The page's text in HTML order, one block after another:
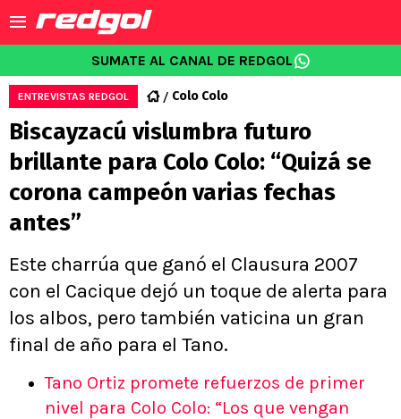
SUMATE AL CANAL DE REDGOL
ENTREVISTAS REDGOL Colo Colo
Biscayzacú vislumbra futuro
brillante para Colo Colo: “Quizá se
corona campeón varias fechas
antes”
Este charrúa que ganó el Clausura 2007
con el Cacique dejó un toque de alerta para
los albos, pero también vaticina un gran
final de año para el Tano.
Tano Ortiz promete refuerzos de primer
nivel para Colo Colo: “Los que vengan